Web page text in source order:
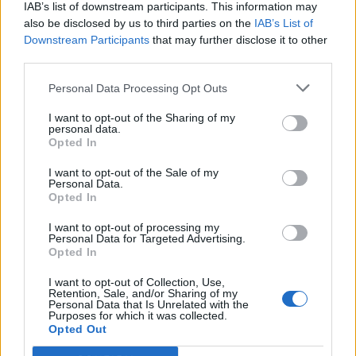
IAB’s list of downstream participants. This information may
also be disclosed by us to third parties on the IAB’s List of
Downstream Participants that may further disclose it to other
Personal Data Processing Opt Outs
I want to opt-out of the Sharing of my
personal data.
Opted In
I want to opt-out of the Sale of my
Personal Data.
Opted In
I want to opt-out of processing my
Personal Data for Targeted Advertising.
Opted In
I want to opt-out of Collection, Use,
Retention, Sale, and/or Sharing of my
Personal Data that Is Unrelated with the
Purposes for which it was collected.
Opted Out
Reply toCilla 9 år sedan
Ja, det blir så mkt mysigare
0
Therese
9 år sedan
Snygga gardiener! Var har du köpt dem?
jennysmatblogg
Ikea 🙂 Tack snälla
0 Svara